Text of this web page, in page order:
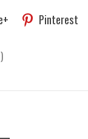
Pinterest